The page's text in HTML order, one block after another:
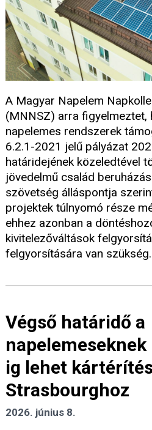
A Magyar Napelem
(MNNSZ) arra figyelmeztet,
napelemes rendszerek
6.2.1-2021 jelű pályázat
határidejének közeledtével
jövedelmű család
szövetség álláspontja
projektek túlnyomó része
ehhez azonban a
kivitelezőváltások
felgyorsítására van szükség.
Végső határidő a
ig lehet
Strasbourghoz
2026. június 8.